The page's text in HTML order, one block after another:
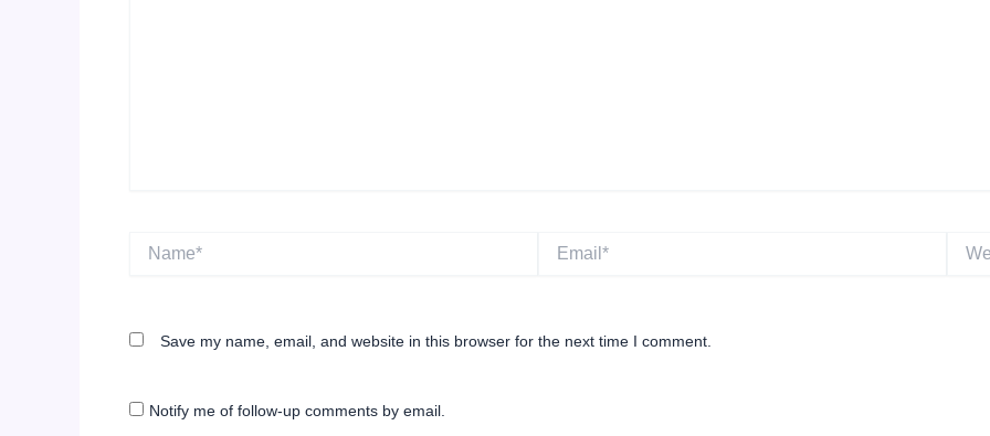
Name* Email*
Save my name, email, and website in this browser for the next time I comment.
Notify me of follow-up comments by email.